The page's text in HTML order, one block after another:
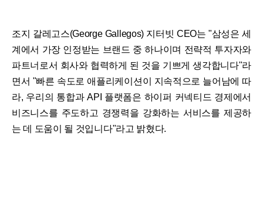
조지 갈레고스(George Gallegos) 지터빗 CEO는 "삼성은 세
계에서 가장 인정받는 브랜드 중 하나이며 전략적 투자자와
파트너로서 회사와 협력하게 된 것을 기쁘게 생각합니다"라
면서 "빠른 속도로 애플리케이션이 지속적으로 늘어남에 따
라, 우리의 통합과 API 플랫폼은 하이퍼 커넥티드 경제에서
비즈니스를 주도하고 경쟁력을 강화하는 서비스를 제공하
는 데 도움이 될 것입니다"라고 밝혔다.